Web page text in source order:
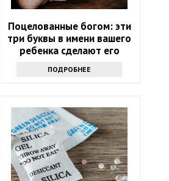
Поцелованные богом: эти
три буквы в имени вашего
ребенка сделают его
ПОДРОБНЕЕ